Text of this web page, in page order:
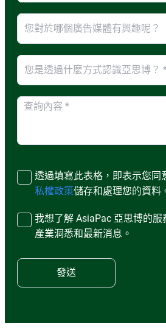
您對於哪個廣告媒體有興趣呢？
您是透過什麼方式認識亞思博？
透過填寫此表格，即表示您同
私權政策儲存和處理您的資料
我想了解 AsiaPac 亞思博的服
產業洞悉和最新消息。
發送